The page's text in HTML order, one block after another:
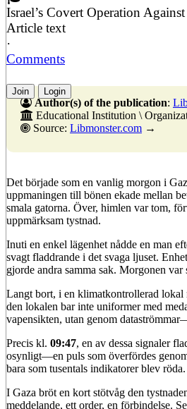
Israel’s Covert Operation
Article text
·
Comments
Join Login
Author(s) of the publication:
Educational Institution \
Source: Libmonster.com →
Det började som en vanlig morgon i
uppmaningen till bönen ekade mellan
smala gatorna. Över, himlen var tom,
uppmärksam tystnad.
Inuti en enkel lägenhet nådde en man
svagt fladdrande i det svaga ljuset.
gjorde andra samma sak. Morgonen
Langt bort, i en klimatkontrollerad lokal
den lokalen bar inte uniformer med
vapensikten, utan genom
Precis kl. 09:47, en av dessa signaler
osynligt—en puls som överfördes
bara som tusentals indikatorer blev röda.
I Gaza bröt en kort stötvåg den
meddelande, ett order, en förbindelse.